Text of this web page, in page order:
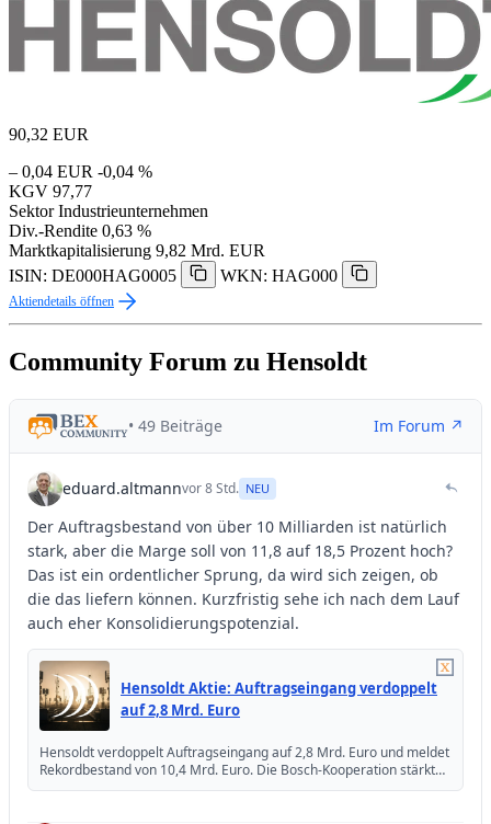
90,32 EUR
– 0,04 EUR -0,04 %
KGV 97,77
Sektor Industrieunternehmen
Div.-Rendite 0,63 %
Marktkapitalisierung 9,82 Mrd. EUR
ISIN: DE000HAG0005
WKN: HAG000
Aktiendetails öffnen
Community Forum zu Hensoldt